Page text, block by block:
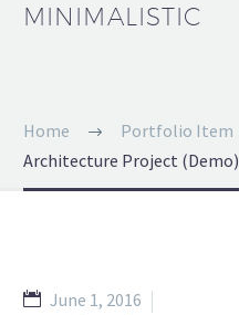
MINIMALISTIC
Home
Portfolio Item
Architecture Project (Demo)
June 1, 2016